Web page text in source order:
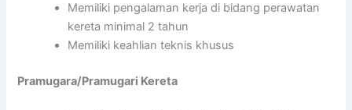
Memiliki pengalaman kerja di bidang perawatan
kereta minimal 2 tahun
Memiliki keahlian teknis khusus
Pramugara/Pramugari Kereta